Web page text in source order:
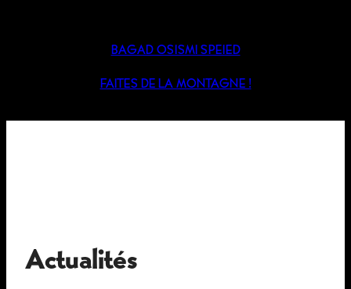
BAGAD OSISMI SPEIED
FAITES DE LA MONTAGNE !
Actualités